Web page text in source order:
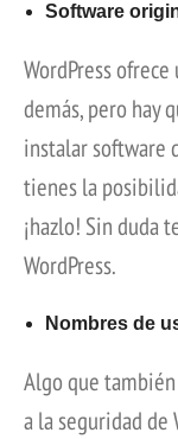
Software
WordPress
demás, pero hay
instalar software
tienes la
¡hazlo! Sin duda
WordPress.
Nombres de
Algo que
a la seguridad de